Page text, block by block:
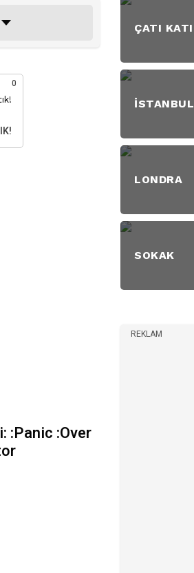
0
:Panic :Over
ÇATI KATI
İSTANBUL
LONDRA
SOKAK
REKLAM